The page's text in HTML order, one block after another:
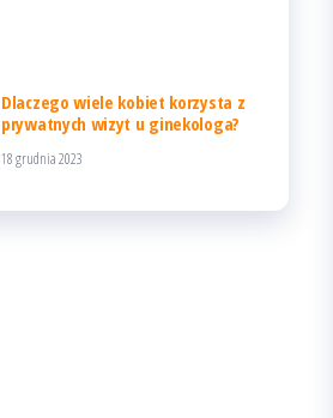
Dlaczego wiele kobiet korzysta z
prywatnych wizyt u ginekologa?
18 grudnia 2023